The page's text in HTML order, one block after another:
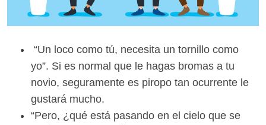
“Un loco como tú, necesita un tornillo como
yo”. Si es normal que le hagas bromas a tu
novio, seguramente es piropo tan ocurrente le
gustará mucho.
“Pero, ¿qué está pasando en el cielo que se